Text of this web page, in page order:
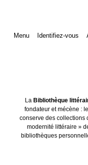
Menu Identifiez-vous
La Bibliothèque
fondateur et mécène :
conserve des collections
modernité littéraire »
bibliothèques